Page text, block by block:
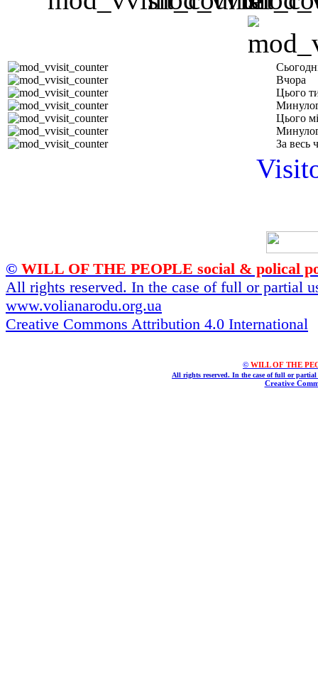
Вчора
Цього
Цього
За весь
© WILL OF THE PEOPLE social & polical
All rights reserved. In the case of full or partial
www.volianarodu.org.ua
Creative Commons Attribution 4.0 International
© WILL OF THE
All rights reserved. In the case of full or
Creative